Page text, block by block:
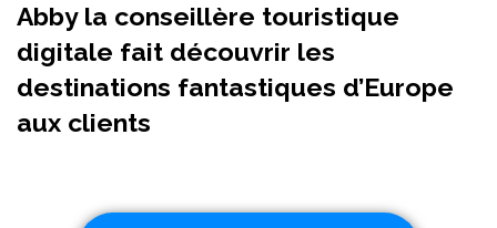
Abby la conseillère touristique
digitale fait découvrir les
destinations fantastiques d’Europe
aux clients